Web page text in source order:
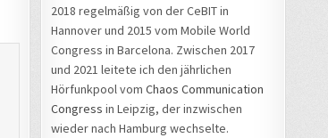
2018 regelmäßig von der CeBIT in
Hannover und 2015 vom Mobile World
Congress in Barcelona. Zwischen 2017
und 2021 leitete ich den jährlichen
Hörfunkpool vom Chaos Communication
Congress in Leipzig, der inzwischen
wieder nach Hamburg wechselte.